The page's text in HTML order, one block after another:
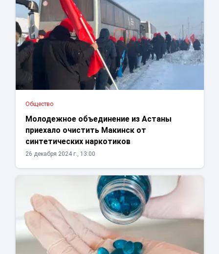
Общество
Молодежное объединение из Астаны
приехало очистить Макинск от
синтетических наркотиков
26 декабря 2024 г., 13:00